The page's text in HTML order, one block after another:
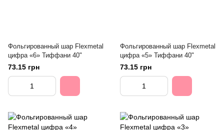
Фольгированный шар Flexmetal
цифра «6» Тиффани 40"
73.15 грн
Фольгированный шар Flexmetal
цифра «5» Тиффани 40"
73.15 грн